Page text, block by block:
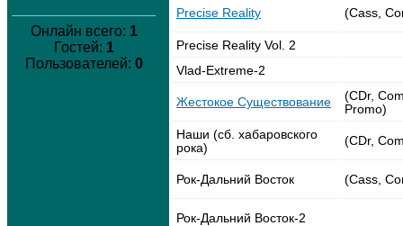
Онлайн всего: 1
Гостей: 1
Пользователей: 0
Precise Reality (Cass,
Precise Reality Vol. 2
Vlad-Extreme-2
Жестокое Существование
(CDr,
Promo)
Наши (сб. хабаровского
рока)
(CDr,
Рок-Дальний Восток (Cass,
Рок-Дальний Восток-2